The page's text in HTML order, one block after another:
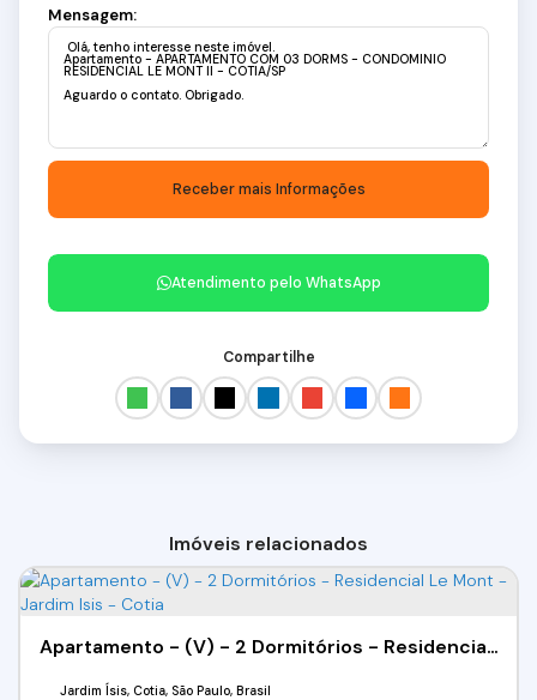
Mensagem:
Atendimento pelo WhatsApp
Compartilhe
Imóveis relacionados
Apartamento - (V) - 2 Dormitórios - Residencial Le Mont - Jardim Isis - Cotia
Jardim Ísis, Cotia, São Paulo, Brasil